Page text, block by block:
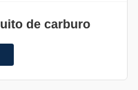
de carburo